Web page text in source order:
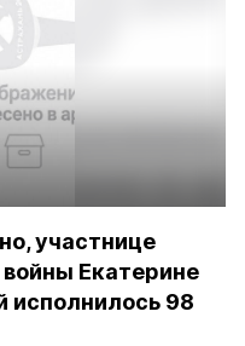
участнице
Екатерине
исполнилось 98